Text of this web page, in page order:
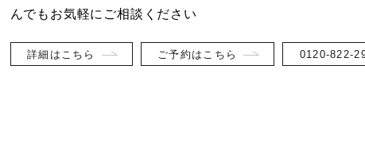
んでもお気軽にご相談ください
詳細はこちら ご予約はこちら 0120-822-